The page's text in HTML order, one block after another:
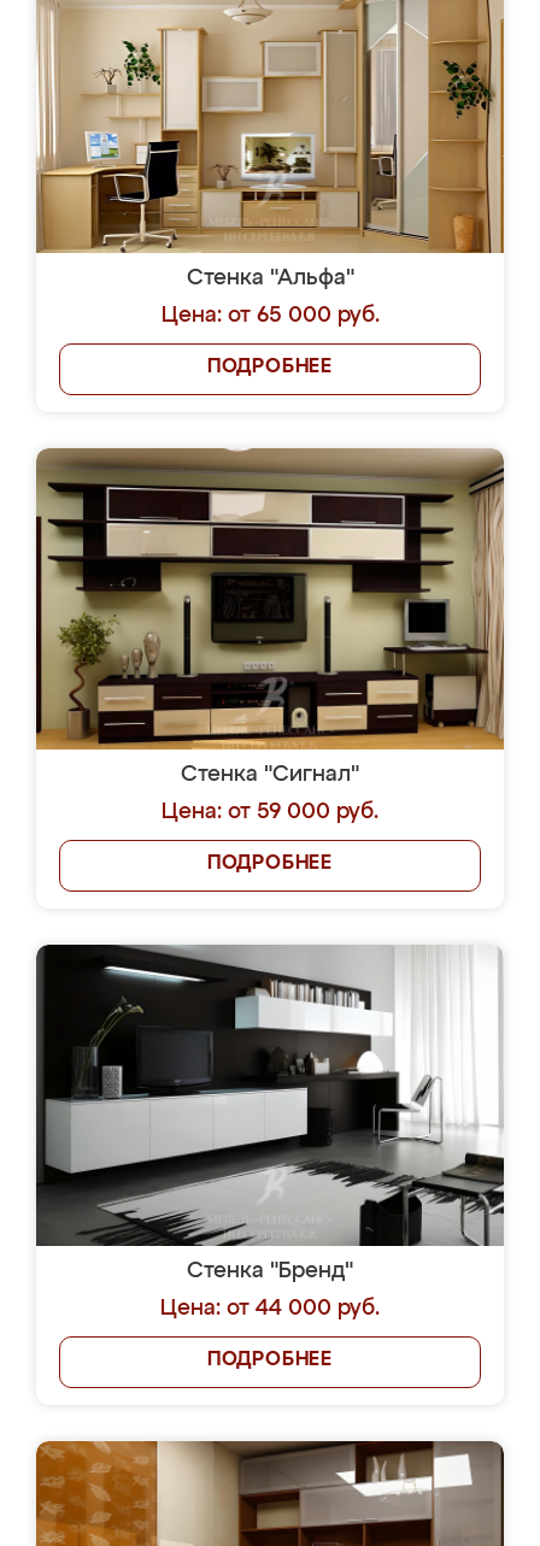
Стенка "Альфа"
Цена: от 65 000 руб.
ПОДРОБНЕЕ
Стенка "Сигнал"
Цена: от 59 000 руб.
ПОДРОБНЕЕ
Стенка "Бренд"
Цена: от 44 000 руб.
ПОДРОБНЕЕ